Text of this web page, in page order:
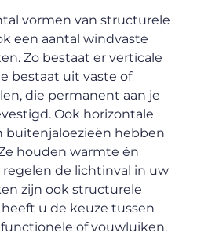
vormen van structurele
een aantal windvaste
Zo bestaat er verticale
bestaat uit vaste of
die permanent aan je
Ook horizontale
buitenjaloezieën hebben
houden warmte én
de lichtinval in uw
zijn ook structurele
u de keuze tussen
of vouwluiken.